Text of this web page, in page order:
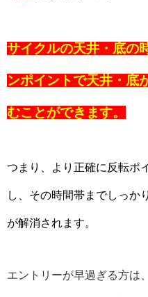
サイクルの天井・底の
ンポイントで天井・底
むことができます。
つまり、より正確に反転ポ
し、その時間帯までしっか
が解消されます。
エントリーが早過ぎる方は